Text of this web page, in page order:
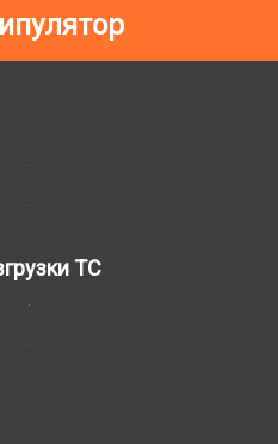
ТС